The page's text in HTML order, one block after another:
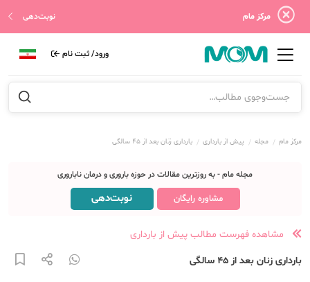
مرکز مام نوبت‌دهی
ورود/ ثبت نام
مرکز مام مجله پیش از بارداری بارداری زنان بعد از 45 سالگی
مجله مام - به روزترین مقالات در حوزه باروری و درمان ناباروری
مشاوره رایگان نوبت‌دهی
مشاهده فهرست مطالب پیش از بارداری
بارداری زنان بعد از 45 سالگی